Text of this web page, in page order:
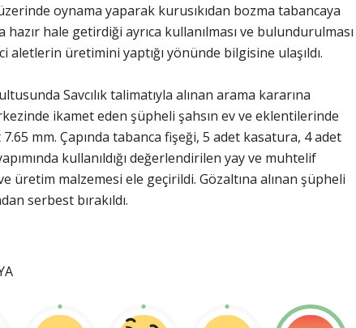
oynama yaparak kurusıkıdan bozma tabancaya
hale getirdiği ayrıca kullanılması ve bulundurulması
aletlerin üretimini yaptığı yönünde bilgisine ulaşıldı.
Savcılık talimatıyla alınan arama kararına
ikamet eden şüpheli şahsın ev ve eklentilerinde
mm. Çapında tabanca fişeği, 5 adet kasatura, 4 adet
kullanıldığı değerlendirilen yay ve muhtelif
üretim malzemesi ele geçirildi. Gözaltına alınan şüpheli
serbest bırakıldı.